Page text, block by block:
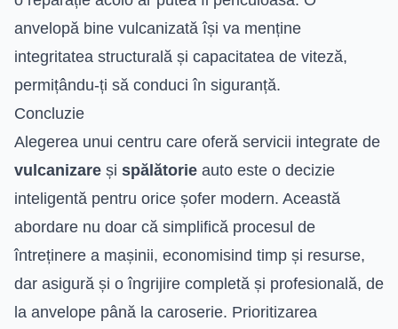
anvelopă bine vulcanizată își va menține
integritatea structurală și capacitatea de viteză,
permițându-ți să conduci în siguranță.
Concluzie
Alegerea unui centru care oferă servicii integrate de
vulcanizare și spălătorie auto este o decizie
inteligentă pentru orice șofer modern. Această
abordare nu doar că simplifică procesul de
întreținere a mașinii, economisind timp și resurse,
dar asigură și o îngrijire completă și profesională, de
la anvelope până la caroserie. Prioritizarea